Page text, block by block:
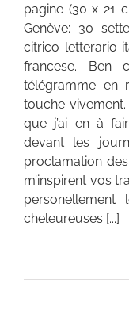
pagine (30 x 21
Genève: 30
citrico letterario
francese. Ben
télégramme en
touche
que j’ai en à
devant les
proclamation des
m’inspirent vos
cheleureuses [...]